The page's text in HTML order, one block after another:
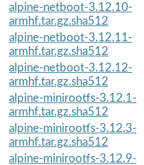
alpine-netboot-3.12.10-
armhf.tar.gz.sha512
alpine-netboot-3.12.11-
armhf.tar.gz.sha512
alpine-netboot-3.12.12-
armhf.tar.gz.sha512
alpine-minirootfs-3.12.1-
armhf.tar.gz.sha512
alpine-minirootfs-3.12.3-
armhf.tar.gz.sha512
alpine-minirootfs-3.12.9-